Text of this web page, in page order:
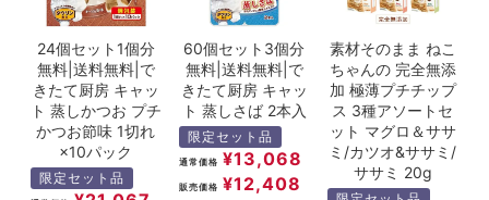
24個セット1個分
無料|送料無料|で
きたて厨房 キャッ
ト 蒸しかつお プチ
かつお節味 1切れ
×10パック
限定セット品
60個セット3個分
無料|送料無料|で
きたて厨房 キャッ
ト 蒸しさば 2本入
限定セット品
通常価格 ¥13,068
販売価格 ¥12,408
素材そのまま ねこ
ちゃんの 完全無添
加 極薄プチチップ
ス 3種アソートセ
ット マグロ＆ササ
ミ/カツオ&ササミ/
ササミ 20g